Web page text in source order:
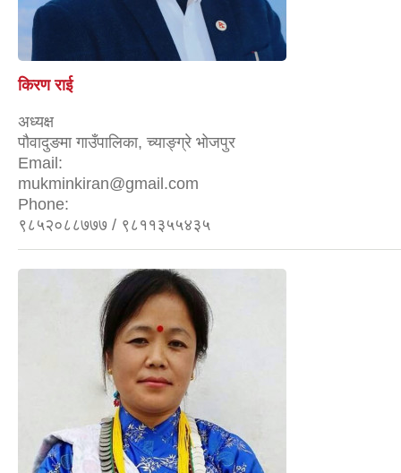
किरण राई
अध्यक्ष
पौवादुङमा गाउँपालिका, च्याङ्ग्रे भोजपुर
Email:
mukminkiran@gmail.com
Phone:
९८५२०८८७७७ / ९८११३५५४३५